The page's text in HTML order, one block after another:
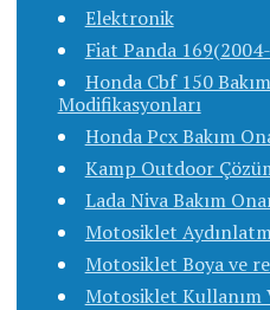
Elektronik
Fiat Panda
Honda Cbf 150
Modifikasyonları
Honda Pcx Bakım
Kamp Outdoor
Lada Niva Bakım
Motosiklet
Motosiklet Boya ve
Motosiklet Kullanım